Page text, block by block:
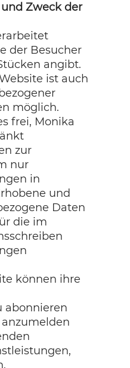
Zweck der
der Besucher
angibt.
ist auch
möglich.
frei, Monika
zur
nur
in
und
Daten
die im
können ihre
abonnieren